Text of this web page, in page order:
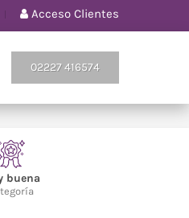
Acceso Clientes
02227 416574
buena